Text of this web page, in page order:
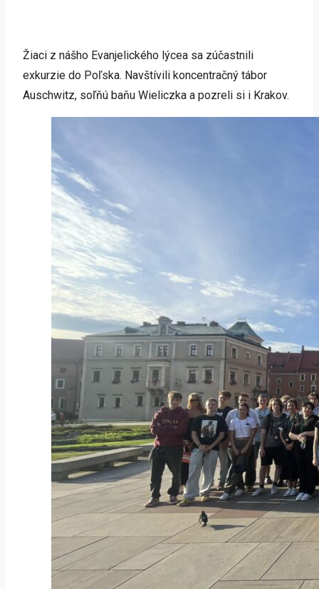
Žiaci z nášho Evanjelického lýcea sa zúčastnili
exkurzie do Poľska. Navštívili koncentračný tábor
Auschwitz, soľňú baňu Wieliczka a pozreli si i Krakov.